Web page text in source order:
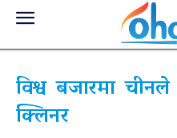
विश्व बजारमा
क्लिनर